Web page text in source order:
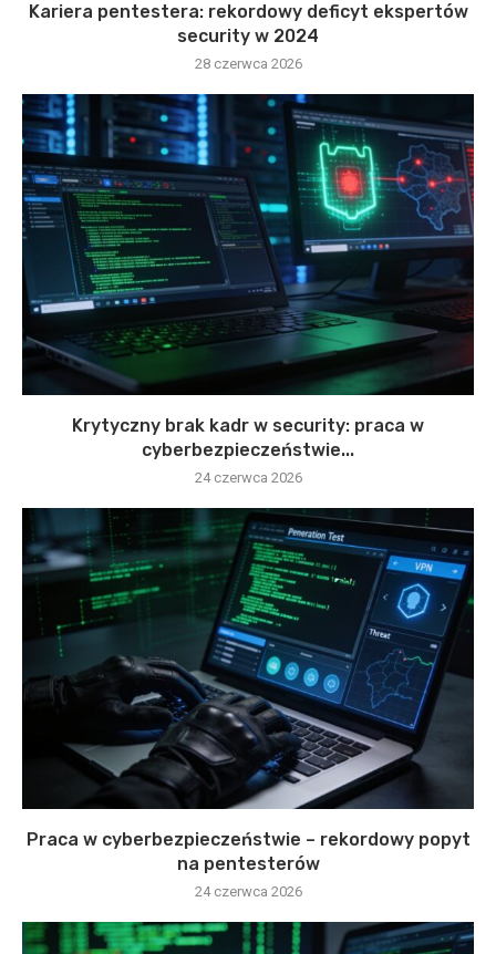
Kariera pentestera: rekordowy deficyt ekspertów
security w 2024
28 czerwca 2026
Krytyczny brak kadr w security: praca w
cyberbezpieczeństwie...
24 czerwca 2026
Praca w cyberbezpieczeństwie – rekordowy popyt
na pentesterów
24 czerwca 2026